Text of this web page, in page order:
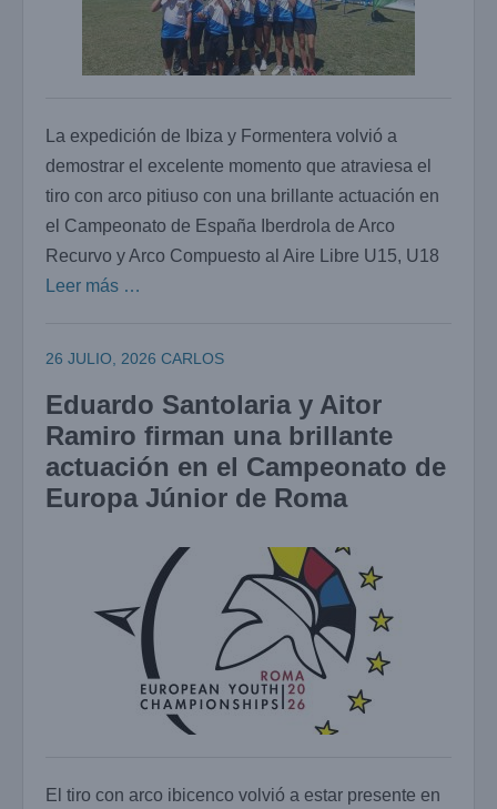
La expedición de Ibiza y Formentera volvió a
demostrar el excelente momento que atraviesa el
tiro con arco pitiuso con una brillante actuación en
el Campeonato de España Iberdrola de Arco
Recurvo y Arco Compuesto al Aire Libre U15, U18
Leer más …
26 JULIO, 2026 CARLOS
Eduardo Santolaria y Aitor
Ramiro firman una brillante
actuación en el Campeonato de
Europa Júnior de Roma
El tiro con arco ibicenco volvió a estar presente en